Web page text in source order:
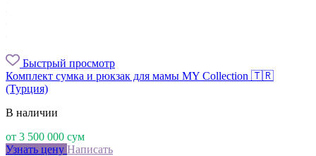
Быстрый просмотр
Комплект сумка и рюкзак для мамы MY Collection 🇹🇷
(Турция)
В наличии
от 3 500 000 сум
Узнать цену Написать